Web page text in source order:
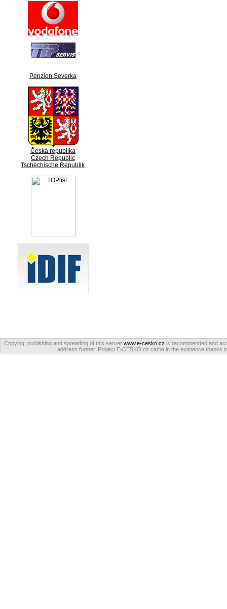
Penzion Severka
Česká republika
Czech Republic
Tschechische Republik
Copying, publishing and spreading of this server www.e-cesko.cz is recommended and
address further. Project E-CESKO.cz came in the existence thanks